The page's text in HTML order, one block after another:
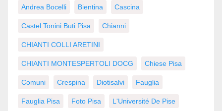
Andrea Bocelli Bientina Cascina
Castel Tonini Buti Pisa Chianni
CHIANTI COLLI ARETINI
CHIANTI MONTESPERTOLI DOCG Chiese Pisa
Comuni Crespina Diotisalvi Fauglia
Fauglia Pisa Foto Pisa L'Université De Pise